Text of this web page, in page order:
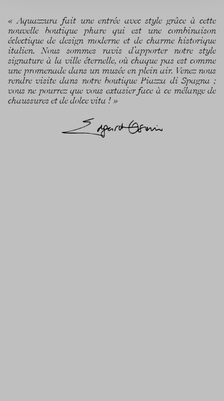
« Aquazzura fait une entrée avec style grâce à cette
nouvelle boutique phare qui est une combinaison
éclectique de design moderne et de charme historique
italien. Nous sommes ravis d’apporter notre style
signature à la ville éternelle, où chaque pas est comme
une promenade dans un musée en plein air. Venez nous
rendre visite dans notre boutique Piazza di Spagna ;
vous ne pourrez que vous extasier face à ce mélange de
chaussures et de dolce vita ! »